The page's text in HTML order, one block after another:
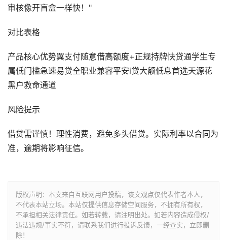
审核像开盲盒一样快！"
对比表格
产品核心优势翼支付随意借高额度+正规持牌快贷通学生专
属低门槛急速易贷全职业兼容平安i贷大额低息首选天源花
黑户救命通道
风险提示
借贷需谨慎！理性消费，避免多头借贷。实际利率以合同为
准，逾期将影响征信。
版权声明：本文来自互联网用户投稿，该文观点仅代表作者本人，
不代表本站立场。本站仅提供信息存储空间服务，不拥有所有权，
不承担相关法律责任。如若转载，请注明出处。如若内容造成侵权/
违法违规/事实不符，请联系我们进行投诉反馈，一经查实，立即删
除！